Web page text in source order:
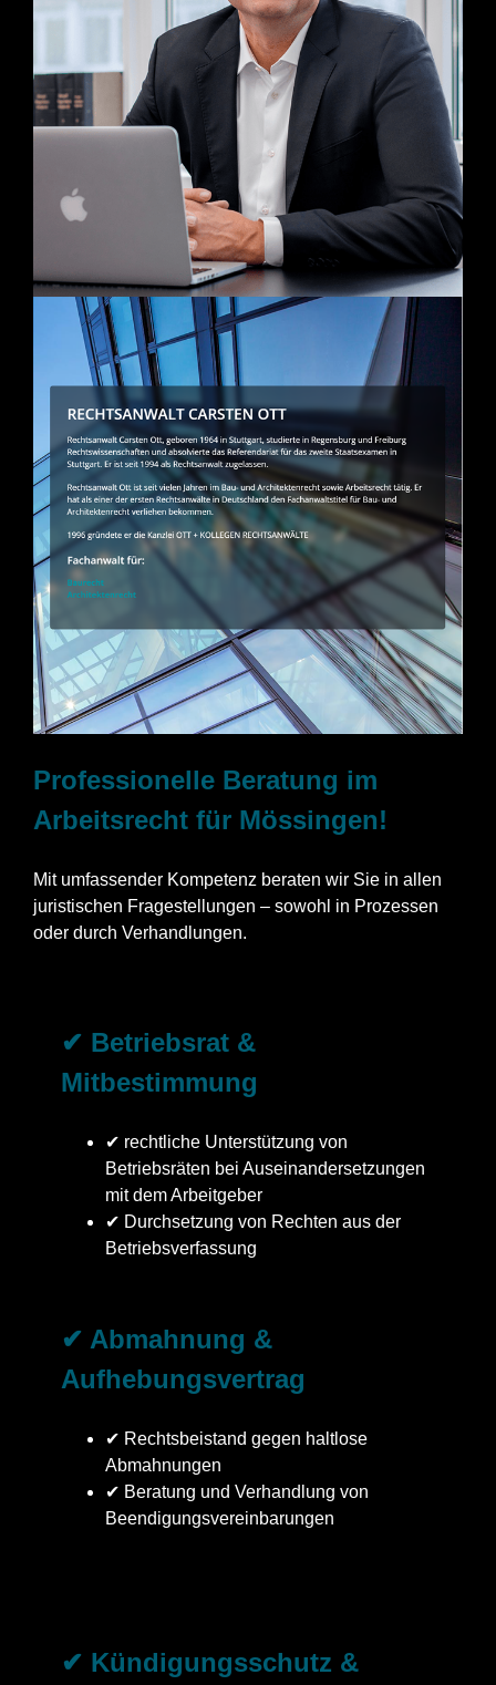
Professionelle Beratung im
Arbeitsrecht für Mössingen!
Mit umfassender Kompetenz beraten wir Sie in allen
juristischen Fragestellungen – sowohl in Prozessen
oder durch Verhandlungen.
✔ Betriebsrat &
Mitbestimmung
✔ rechtliche Unterstützung von
Betriebsräten bei Auseinandersetzungen
mit dem Arbeitgeber
✔ Durchsetzung von Rechten aus der
Betriebsverfassung
✔ Abmahnung &
Aufhebungsvertrag
✔ Rechtsbeistand gegen haltlose
Abmahnungen
✔ Beratung und Verhandlung von
Beendigungsvereinbarungen
✔ Kündigungsschutz &